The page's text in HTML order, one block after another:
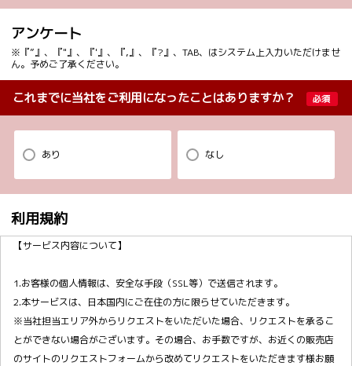
アンケート
※『”』、『"』、『'』、『,』、『?』、TAB、はシステム上入力いただけませ
ん。予めご了承ください。
これまでに当社をご利用になったことはありますか？ 必須
あり なし
利用規約
【サービス内容について】
1.お客様の個人情報は、安全な手段（SSL等）で送信されます。
2.本サービスは、日本国内にご在住の方に限らせていただきます。
※当社担当エリア外からリクエストをいただいた場合、リクエストを承るこ
とができない場合がございます。その場合、お手数ですが、お近くの販売店
のサイトのリクエストフォームから改めてリクエストをいただきます様お願